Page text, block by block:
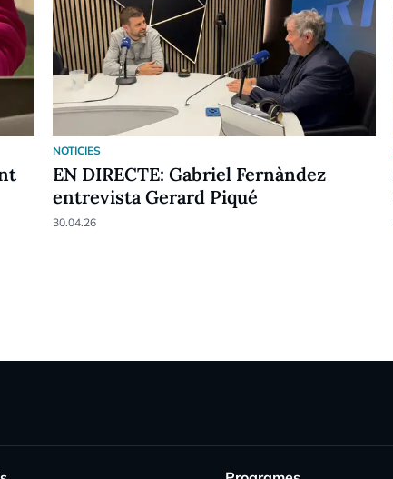
NOTICIES
EN DIRECTE: Gabriel Fernàndez
entrevista Gerard Piqué
30.04.26